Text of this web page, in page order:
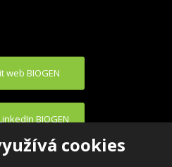
cookies
web BIOGEN
BIOGEN